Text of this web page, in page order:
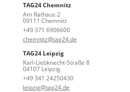
TAG24 Chemnitz
Am Rathaus 2
09111 Chemnitz
+49 371 6906600
chemnitz@tag24.de
TAG24 Leipzig
Karl-Liebknecht-Straße 8
04107 Leipzig
+49 341 24250430
leipzig@tag24.de